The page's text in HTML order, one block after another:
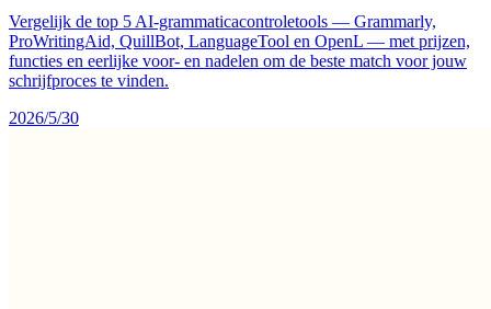
Vergelijk de top 5 AI-grammaticacontroletools — Grammarly,
ProWritingAid, QuillBot, LanguageTool en OpenL — met prijzen,
functies en eerlijke voor- en nadelen om de beste match voor jouw
schrijfproces te vinden.
2026/5/30